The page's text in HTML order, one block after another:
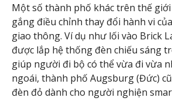
Một số thành phố khác trên thế
gắng điều chỉnh thay đổi hành vi
giao thông. Ví dụ như lối vào Brick
được lắp hệ thống đèn chiếu sáng
giúp người đi bộ có thể vừa đi vừa
ngoái, thành phố Augsburg (Đức)
đèn đỏ dành cho người nghiện